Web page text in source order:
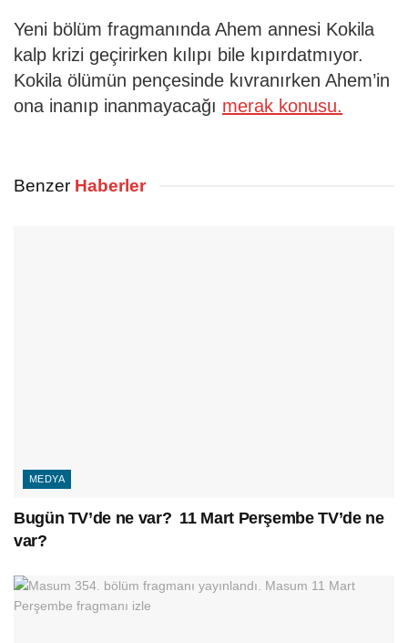
Yeni bölüm fragmanında Ahem annesi Kokila
kalp krizi geçirirken kılıpı bile kıpırdatmıyor.
Kokila ölümün pençesinde kıvranırken Ahem’in
ona inanıp inanmayacağı merak konusu.
Benzer Haberler
MEDYA
Bugün TV’de ne var? 11 Mart Perşembe TV’de ne
var?